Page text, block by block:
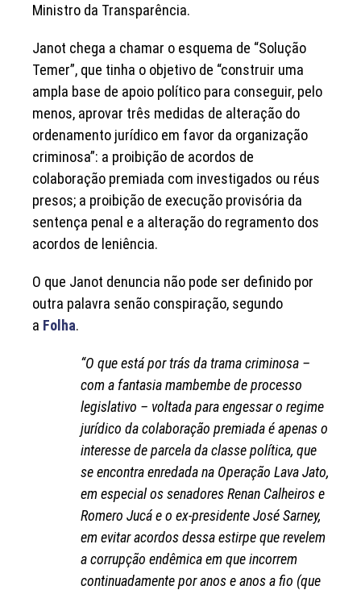
Ministro da Transparência.
Janot chega a chamar o esquema de “Solução
Temer”, que tinha o objetivo de “construir uma
ampla base de apoio político para conseguir, pelo
menos, aprovar três medidas de alteração do
ordenamento jurídico em favor da organização
criminosa”: a proibição de acordos de
colaboração premiada com investigados ou réus
presos; a proibição de execução provisória da
sentença penal e a alteração do regramento dos
acordos de leniência.
O que Janot denuncia não pode ser definido por
outra palavra senão conspiração, segundo
a Folha.
“O que está por trás da trama criminosa –
com a fantasia mambembe de processo
legislativo – voltada para engessar o regime
jurídico da colaboração premiada é apenas o
interesse de parcela da classe política, que
se encontra enredada na Operação Lava Jato,
em especial os senadores Renan Calheiros e
Romero Jucá e o ex-presidente José Sarney,
em evitar acordos dessa estirpe que revelem
a corrupção endêmica em que incorrem
continuadamente por anos e anos a fio (que